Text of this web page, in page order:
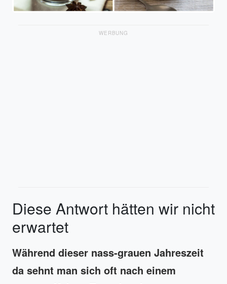
WERBUNG
Diese Antwort hätten wir nicht
erwartet
Während dieser nass-grauen Jahreszeit
da sehnt man sich oft nach einem